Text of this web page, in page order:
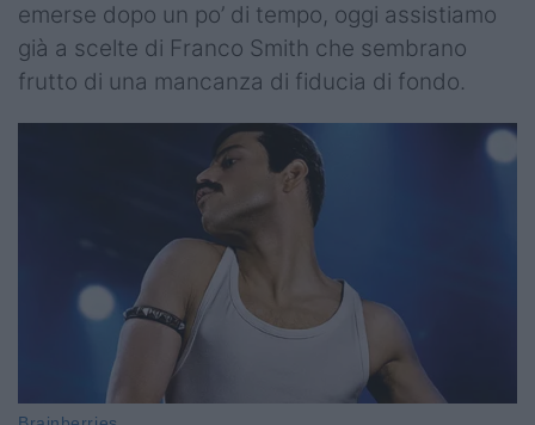
emerse dopo un po’ di tempo, oggi assistiamo
già a scelte di Franco Smith che sembrano
frutto di una mancanza di fiducia di fondo.